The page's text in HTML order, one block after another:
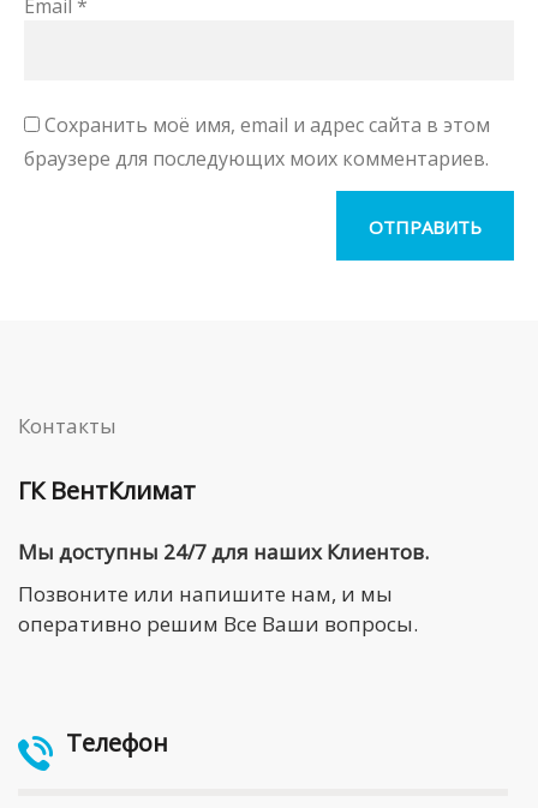
Email *
Сохранить моё имя, email и адрес сайта в этом
браузере для последующих моих комментариев.
Контакты
ГК ВентКлимат
Мы доступны 24/7 для наших Клиентов.
Позвоните или напишите нам, и мы
оперативно решим Все Ваши вопросы.
Телефон